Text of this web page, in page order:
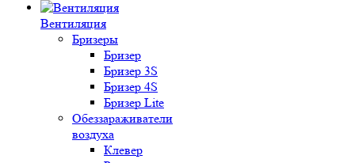
Вентиляция
Бризеры
Бризер
Бризер 3S
Бризер 4S
Бризер Lite
Обеззараживатели
воздуха
Клевер